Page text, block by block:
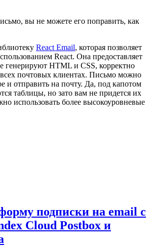
вы не можете его поправить, как
React Email, которая позволяет
React. Она предоставляет
генерируют HTML и CSS, корректно
почтовых клиентах. Письмо можно
и отправить на почту. Да, под капотом
таблицы, но зато вам не придется их
использовать более высокоуровневые
подписки на email с
Cloud Postbox и